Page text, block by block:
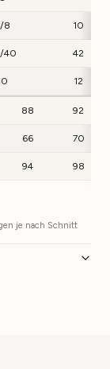
8 10
40 42
12
88 92
66 70
94 98
je nach Schnitt